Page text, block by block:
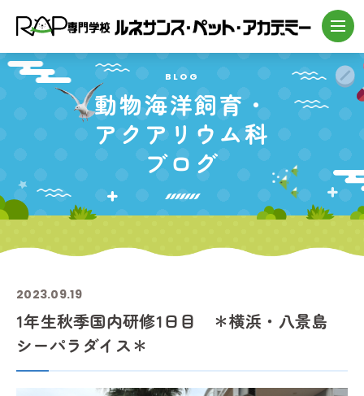
BLOG
動物海洋飼育・
アクアリウム科
ブログ
2023.09.19
1年生秋季国内研修1日目 ＊横浜・八景島
シーパラダイス＊